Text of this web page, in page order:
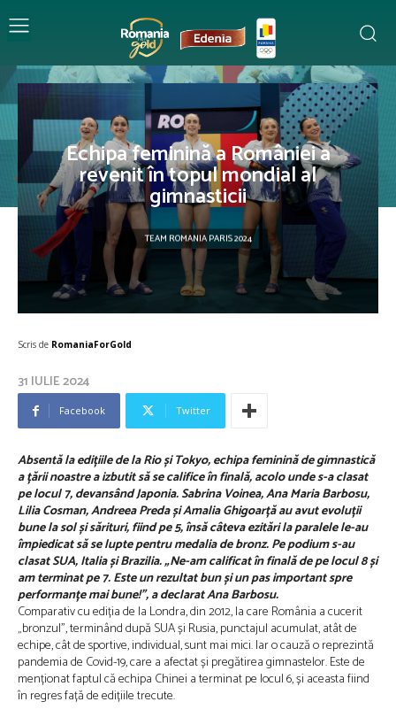
Echipa feminină a României a
revenit în topul mondial al
gimnasticii
TEAM ROMANIA PARIS 2024
Scris de RomaniaForGold
31 IULIE 2024
Facebook Twitter
Absentă la edițiile de la Rio și Tokyo, echipa feminină de gimnastică
a țării noastre a izbutit să se califice în finală, acolo unde s-a clasat
pe locul 7, devansând Japonia. Sabrina Voinea, Ana Maria Barbosu,
Lilia Cosman, Andreea Preda și Amalia Ghigoarță au avut evoluții
bune la sol și sărituri, fiind pe 5, însă câteva ezitări la paralele le-au
împiedicat să se lupte pentru medalia de bronz. Pe podium s-au
clasat SUA, Italia și Brazilia. „Ne-am calificat în finală de pe locul 8 și
am terminat pe 7. Este un rezultat bun și un pas important spre
performanțe mai bune!”, a declarat Ana Barbosu.
Comparativ cu ediția de la Londra, din 2012, la care România a cucerit
„bronzul”, terminând după SUA și Rusia, punctajul acumulat, atât de
echipe, cât de sportive, individual, sunt mai mici. Iar o cauză o reprezintă
pandemia de Covid-19, care a afectat și pregătirea gimnastelor. Este de
menționat faptul că echipa Chinei a terminat pe locul 6, și aceasta fiind
în regres față de edițiile trecute.